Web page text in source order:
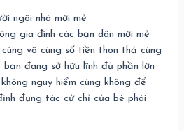
ngôi nhà mới mẻ
gia đình các bạn dân mới mẻ
vô cùng số tiền thon thả cùng
đang sở hữu lĩnh đủ phần lớn
nguy hiểm cùng không để
đụng tác cử chỉ của bè phái